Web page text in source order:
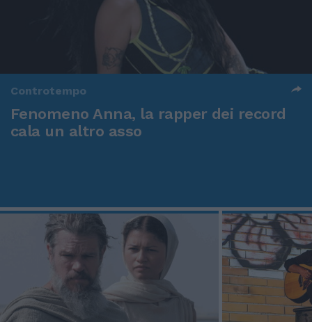
Controtempo
Fenomeno Anna, la rapper dei record
cala un altro asso